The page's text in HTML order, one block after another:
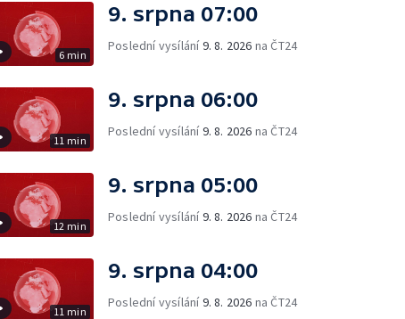
6 min
9. srpna 07:00
Poslední vysílání9. 8. 2026 na ČT24
11 min
9. srpna 06:00
Poslední vysílání9. 8. 2026 na ČT24
12 min
9. srpna 05:00
Poslední vysílání9. 8. 2026 na ČT24
11 min
9. srpna 04:00
Poslední vysílání9. 8. 2026 na ČT24